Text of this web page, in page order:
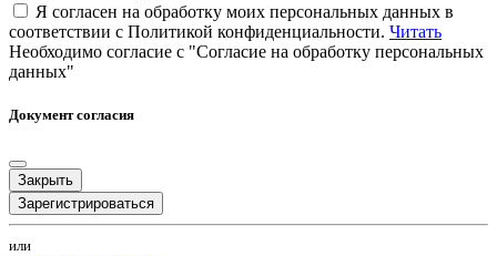
Я согласен на обработку моих персональных данных в
соответствии с Политикой конфиденциальности. Читать
Необходимо согласие с "Согласие на обработку персональных
данных"
Документ согласия
Закрыть
Зарегистрироваться
или